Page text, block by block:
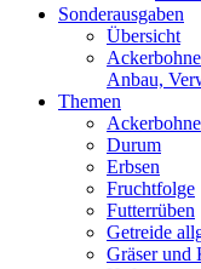
Sonderausgaben
Übersicht
Anbau,
Themen
Ackerbohne
Durum
Erbsen
Fruchtfolge
Futterrüben
Getreide
Gräser und